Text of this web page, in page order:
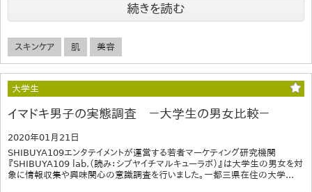
続きを読む
スキンケア 肌 美容
大学生
イマドキ男子の実態調査 －大学生の男女比較－
2020年01月21日
SHIBUYA109エンタテイメントが運営する若者マーケティング研究機関
『SHIBUYA109 lab.（読み：シブヤイチマルキューラボ）』は大学生の男女を対
象に情報収集や興味関心の意識調査を行いました。一都三県在住の大学...